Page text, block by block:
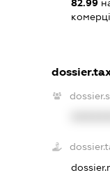
82.99